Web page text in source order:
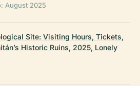
August 2025
Site: Visiting Hours, Tickets,
Historic Ruins, 2025, Lonely